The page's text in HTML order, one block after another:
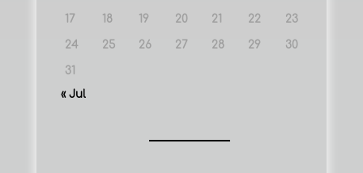
17 18 19 20 21 22 23
24 25 26 27 28 29 30
31
« Jul